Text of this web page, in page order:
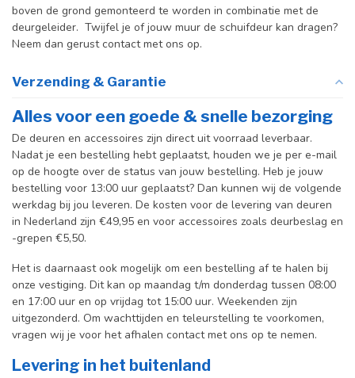
boven de grond gemonteerd te worden in combinatie met de
deurgeleider. Twijfel je of jouw muur de schuifdeur kan dragen?
Neem dan gerust contact met ons op.
Verzending & Garantie
Alles voor een goede & snelle bezorging
De deuren en accessoires zijn direct uit voorraad leverbaar.
Nadat je een bestelling hebt geplaatst, houden we je per e-mail
op de hoogte over de status van jouw bestelling. Heb je jouw
bestelling voor 13:00 uur geplaatst? Dan kunnen wij de volgende
werkdag bij jou leveren. De kosten voor de levering van deuren
in Nederland zijn €49,95 en voor accessoires zoals deurbeslag en
-grepen €5,50.
Het is daarnaast ook mogelijk om een bestelling af te halen bij
onze vestiging. Dit kan op maandag t/m donderdag tussen 08:00
en 17:00 uur en op vrijdag tot 15:00 uur. Weekenden zijn
uitgezonderd. Om wachttijden en teleurstelling te voorkomen,
vragen wij je voor het afhalen contact met ons op te nemen.
Levering in het buitenland